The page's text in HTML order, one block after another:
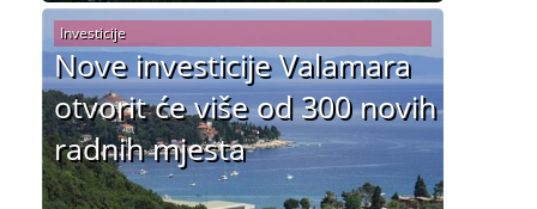
Nove investicije Valamara
otvorit će više od 300 novih
radnih mjesta
Investicije